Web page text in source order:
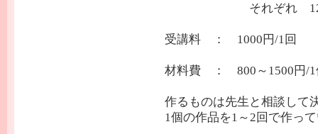
それぞれ
受講料 ： 1000円/1回
材料費 ： 800～1500円/
作るものは先生と相談して
1個の作品を1～2回で作っ